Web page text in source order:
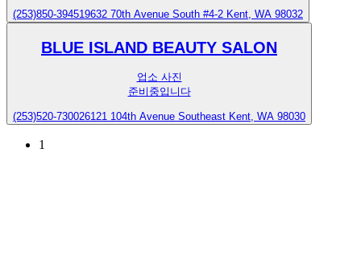
(253)850-394519632 70th Avenue South #4-2 Kent, WA 98032
BLUE ISLAND BEAUTY SALON
업소 사진
준비중입니다
(253)520-730026121 104th Avenue Southeast Kent, WA 98030
1